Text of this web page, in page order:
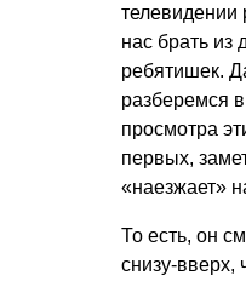
нас брать из
ребятишек.
разберемся
просмотра
первых,
«наезжает»
То есть, он
снизу-вверх,